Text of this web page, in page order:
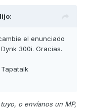
el enunciado
300i. Gracias.
o envíanos un MP,